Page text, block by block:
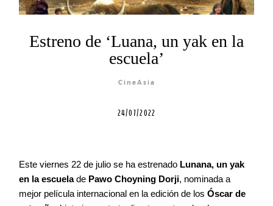
Estreno de ‘Luana, un yak en la
escuela’
CineAsia
24/07/2022
Este viernes 22 de julio se ha estrenado Lunana, un yak
en la escuelade Pawo Choyning Dorji, nominada a
mejor película internacional en la edición de los Óscar de
Agenda